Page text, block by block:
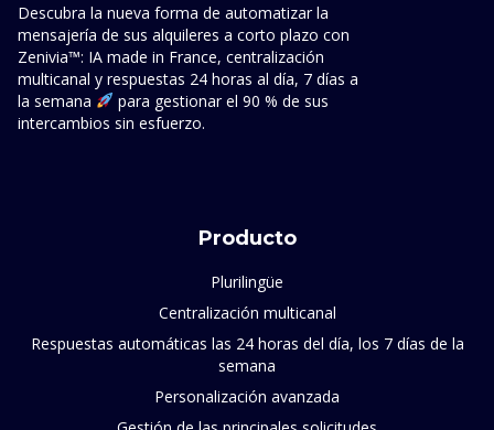
Descubra la nueva forma de automatizar la
mensajería de sus alquileres a corto plazo con
Zenivia™: IA made in France, centralización
multicanal y respuestas 24 horas al día, 7 días a
la semana
para gestionar el 90 % de sus
intercambios sin esfuerzo.
Producto
Plurilingüe
Centralización multicanal
Respuestas automáticas las 24 horas del día, los 7 días de la
semana
Personalización avanzada